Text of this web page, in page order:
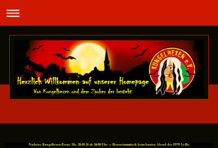
Nächstes Kungelhexen-Event: Mo. 28.09.26 ab 18:00 Uhr -> Hexenstammtisch beim bunten Abend der FFW Li-Ho.